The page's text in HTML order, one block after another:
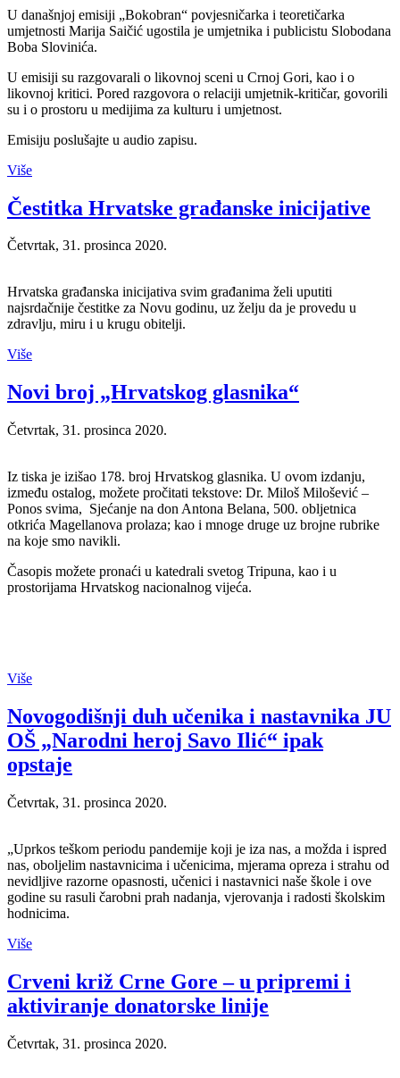
U današnjoj emisiji „Bokobran“ povjesničarka i teoretičarka
umjetnosti Marija Saičić ugostila je umjetnika i publicistu Slobodana
Boba Slovinića.
U emisiji su razgovarali o likovnoj sceni u Crnoj Gori, kao i o
likovnoj kritici. Pored razgovora o relaciji umjetnik-kritičar, govorili
su i o prostoru u medijima za kulturu i umjetnost.
Emisiju poslušajte u audio zapisu.
Više
Čestitka Hrvatske građanske inicijative
Četvrtak, 31. prosinca 2020.
Hrvatska građanska inicijativa svim građanima želi uputiti
najsrdačnije čestitke za Novu godinu, uz želju da je provedu u
zdravlju, miru i u krugu obitelji.
Više
Novi broj „Hrvatskog glasnika“
Četvrtak, 31. prosinca 2020.
Iz tiska je izišao 178. broj Hrvatskog glasnika. U ovom izdanju,
između ostalog, možete pročitati tekstove: Dr. Miloš Milošević –
Ponos svima, Sjećanje na don Antona Belana, 500. obljetnica
otkrića Magellanova prolaza; kao i mnoge druge uz brojne rubrike
na koje smo navikli.
Časopis možete pronaći u katedrali svetog Tripuna, kao i u
prostorijama Hrvatskog nacionalnog vijeća.
Više
Novogodišnji duh učenika i nastavnika JU
OŠ „Narodni heroj Savo Ilić“ ipak
opstaje
Četvrtak, 31. prosinca 2020.
„Uprkos teškom periodu pandemije koji je iza nas, a možda i ispred
nas, oboljelim nastavnicima i učenicima, mjerama opreza i strahu od
nevidljive razorne opasnosti, učenici i nastavnici naše škole i ove
godine su rasuli čarobni prah nadanja, vjerovanja i radosti školskim
hodnicima.
Više
Crveni križ Crne Gore – u pripremi i
aktiviranje donatorske linije
Četvrtak, 31. prosinca 2020.